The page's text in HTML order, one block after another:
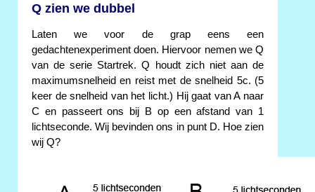
Q zien we dubbel
Laten we voor de grap eens een
gedachtenexperiment doen. Hiervoor nemen we Q
van de serie Startrek. Q houdt zich niet aan de
maximumsnelheid en reist met de snelheid 5c. (5
keer de snelheid van het licht.) Hij gaat van A naar
C en passeert ons bij B op een afstand van 1
lichtseconde. Wij bevinden ons in punt D. Hoe zien
wij Q?